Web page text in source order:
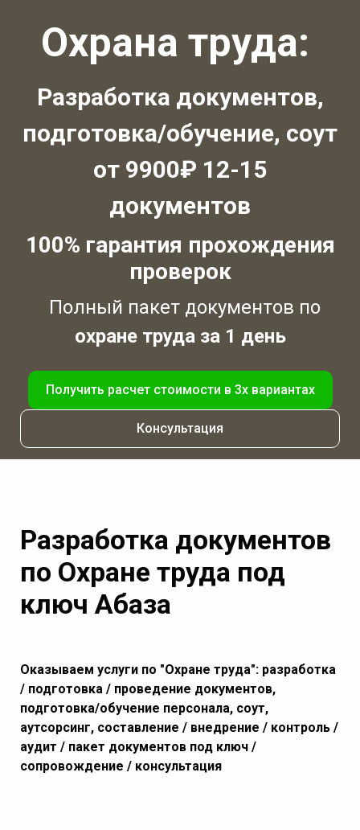
Охрана труда:
Разработка документов,
подготовка/обучение, соут
от 9900₽ 12-15
документов
100% гарантия прохождения
проверок
Полный пакет документов по
охране труда за 1 день
Получить расчет стоимости в 3х вариантах
Консультация
Разработка документов
по Охране труда под
ключ Абаза
Оказываем услуги по "Охране труда": разработка
/ подготовка / проведение документов,
подготовка/обучение персонала, соут,
аутсорсинг, составление / внедрение / контроль /
аудит / пакет документов под ключ /
сопровождение / консультация